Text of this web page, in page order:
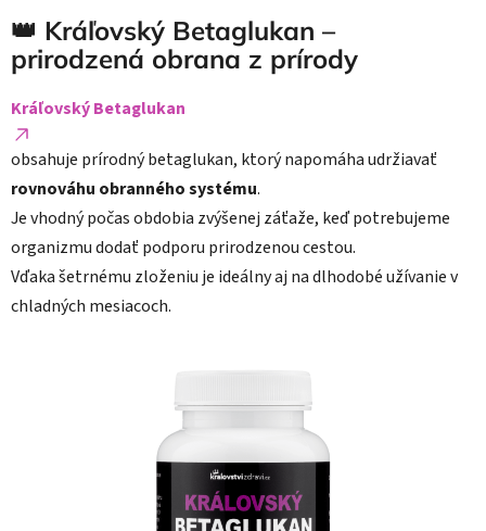
👑 Kráľovský Betaglukan –
prirodzená obrana z prírody
Kráľovský Betaglukan
obsahuje prírodný betaglukan, ktorý napomáha udržiavať
rovnováhu obranného systému.
Je vhodný počas obdobia zvýšenej záťaže, keď potrebujeme
organizmu dodať podporu prirodzenou cestou.
Vďaka šetrnému zloženiu je ideálny aj na dlhodobé užívanie v
chladných mesiacoch.